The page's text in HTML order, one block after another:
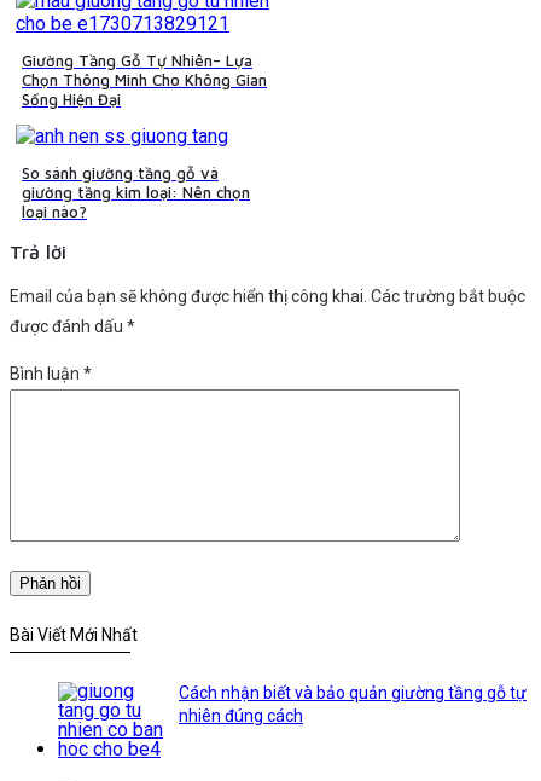
Giường Tầng Gỗ Tự Nhiên– Lựa
Chọn Thông Minh Cho Không Gian
Sống Hiện Đại
So sánh giường tầng gỗ và
giường tầng kim loại: Nên chọn
loại nào?
Trả lời
Email của bạn sẽ không được hiển thị công khai. Các trường bắt buộc
được đánh dấu *
Bình luận *
Bài Viết Mới Nhất
Cách nhận biết và bảo quản giường tầng gỗ tự
nhiên đúng cách